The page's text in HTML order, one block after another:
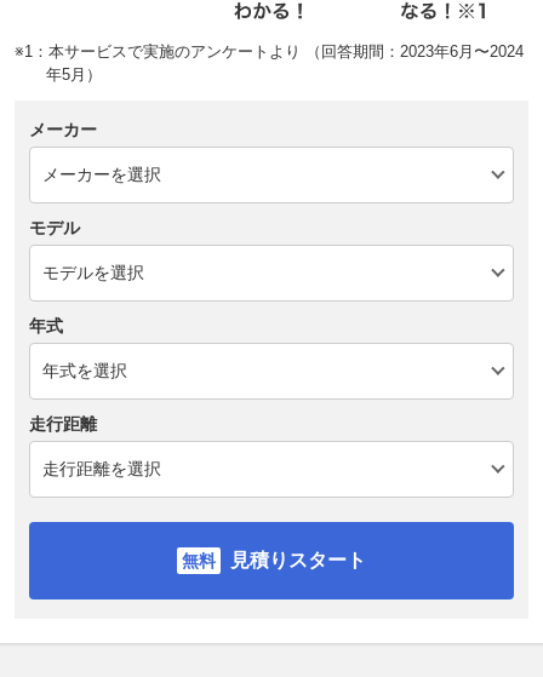
※1：本サービスで実施のアンケートより （回答期間：2023年6月〜2024
年5月）
メーカー
モデル
年式
走行距離
見積りスタート